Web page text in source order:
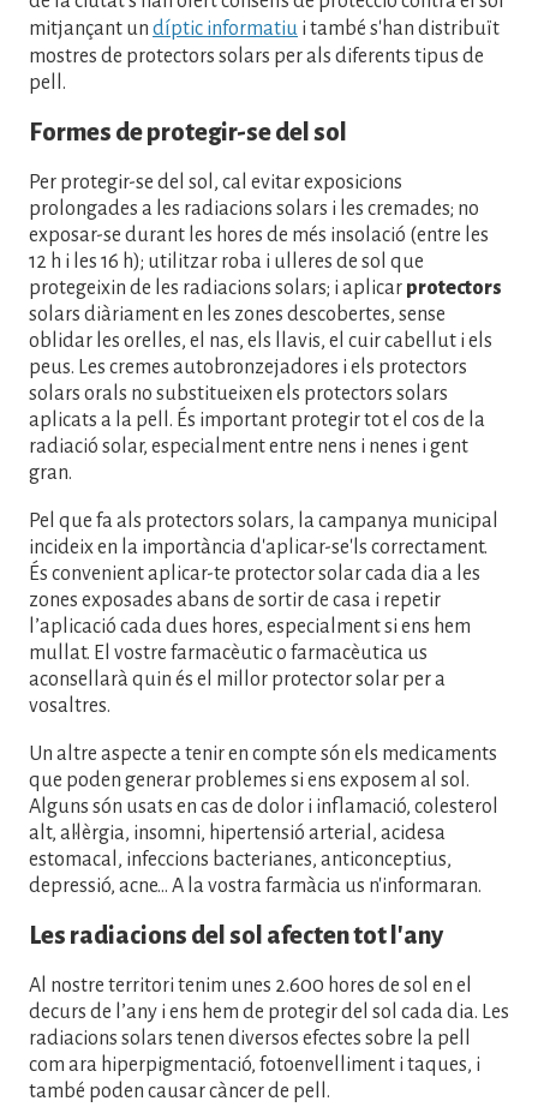
mitjançant un díptic informatiu i també s'han distribuït
mostres de protectors solars per als diferents tipus de
pell.
Formes de protegir-se del sol
Per protegir-se del sol, cal evitar exposicions
prolongades a les radiacions solars i les cremades; no
exposar-se durant les hores de més insolació (entre les
12 h i les 16 h); utilitzar roba i ulleres de sol que
protegeixin de les radiacions solars; i aplicar protectors
solars diàriament en les zones descobertes, sense
oblidar les orelles, el nas, els llavis, el cuir cabellut i els
peus. Les cremes autobronzejadores i els protectors
solars orals no substitueixen els protectors solars
aplicats a la pell. És important protegir tot el cos de la
radiació solar, especialment entre nens i nenes i gent
gran.
Pel que fa als protectors solars, la campanya municipal
incideix en la importància d'aplicar-se'ls correctament.
És convenient aplicar-te protector solar cada dia a les
zones exposades abans de sortir de casa i repetir
l’aplicació cada dues hores, especialment si ens hem
mullat. El vostre farmacèutic o farmacèutica us
aconsellarà quin és el millor protector solar per a
vosaltres.
Un altre aspecte a tenir en compte són els medicaments
que poden generar problemes si ens exposem al sol.
Alguns són usats en cas de dolor i inflamació, colesterol
alt, al·lèrgia, insomni, hipertensió arterial, acidesa
estomacal, infeccions bacterianes, anticonceptius,
depressió, acne... A la vostra farmàcia us n'informaran.
Les radiacions del sol afecten tot l'any
Al nostre territori tenim unes 2.600 hores de sol en el
decurs de l’any i ens hem de protegir del sol cada dia. Les
radiacions solars tenen diversos efectes sobre la pell
com ara hiperpigmentació, fotoenvelliment i taques, i
també poden causar càncer de pell.